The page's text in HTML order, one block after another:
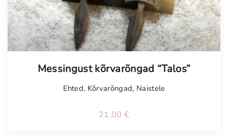
Messingust kõrvarõngad “Talos”
Ehted, Kõrvarõngad, Naistele
21,00 €